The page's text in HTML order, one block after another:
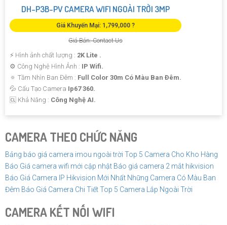
DH-P3B-PV CAMERA WIFI NGOÀI TRỜI 3MP
Giá Khuyến Mại: 1,799,000 ?
Giá Bán: Contact Us
️⚡ Hình ảnh chất lượng : 2K Lite .
⚙ Công Nghệ Hình Ảnh : IP Wifi.
🔅 Tầm Nhìn Ban Đêm : Full Color 30m Có Màu Ban Ðêm.
💦 Cấu Tạo Camera Ip67 360.
️🆑 Khả Năng : Công Nghệ AI.
CAMERA THEO CHỨC NĂNG
Bảng báo giá camera imou ngoài trời Top 5 Camera Cho Kho Hàng
Báo Giá camera wifi mới cập nhật Báo giá camera 2 mắt hikvision
Báo Giá Camera IP Hikvision Mới Nhất Những Camera Có Màu Ban
Đêm Báo Giá Camera Chi TiếtTop 5 Camera Lắp Ngoài Trời
CAMERA KẾT NỐI WIFI